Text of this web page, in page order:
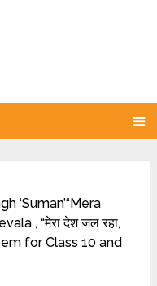
‘Suman’“Mera
, “मेरा देश जल रहा,
for Class 10 and